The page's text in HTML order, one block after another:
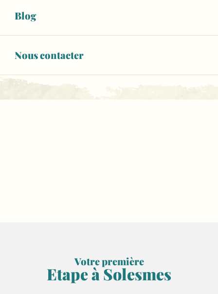
Blog
Nous contacter
Votre première
Etape à Solesmes